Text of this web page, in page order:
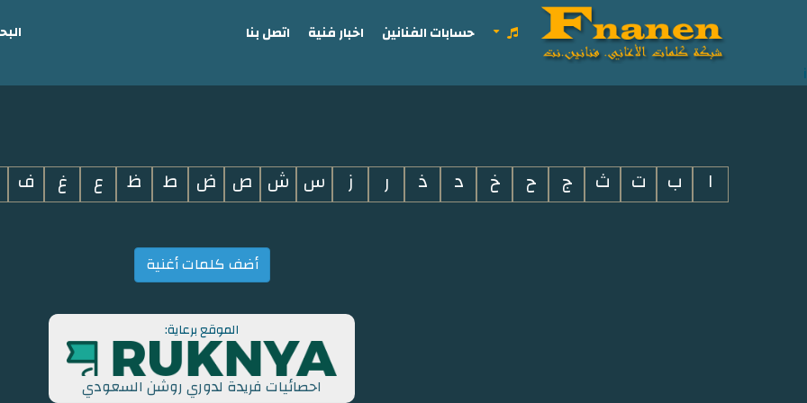
i
حسابات الفنانين اخبار فنية اتصل بنا
ا ب ت ث ج ح خ د ذ ر ز س ش ص ض ط ظ ع غ ف
أضف كلمات أغنية
الموقع برعاية:
احصائيات فريدة لدوري روشن السعودي